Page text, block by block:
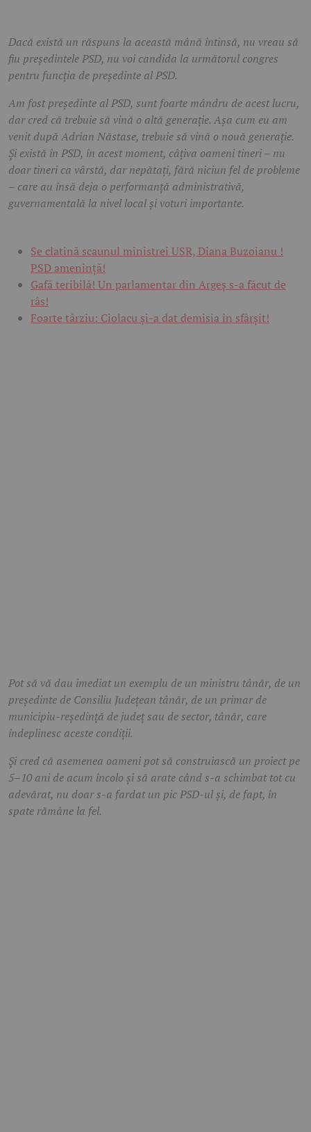
Dacă există un răspuns la această mână întinsă, nu vreau să
fiu președintele PSD, nu voi candida la următorul congres
pentru funcția de președinte al PSD.
Am fost președinte al PSD, sunt foarte mândru de acest lucru,
dar cred că trebuie să vină o altă generație. Așa cum eu am
venit după Adrian Năstase, trebuie să vină o nouă generație.
Și există în PSD, în acest moment, câțiva oameni tineri – nu
doar tineri ca vârstă, dar nepătați, fără niciun fel de probleme
– care au însă deja o performanță administrativă,
guvernamentală la nivel local și voturi importante.
Se clatină scaunul ministrei USR, Diana Buzoianu !
PSD amenință!
Gafă teribilă! Un parlamentar din Argeș s-a făcut de
râs!
Foarte târziu: Ciolacu și-a dat demisia în sfârșit!
Pot să vă dau imediat un exemplu de un ministru tânăr, de un
președinte de Consiliu Județean tânăr, de un primar de
municipiu-reședință de județ sau de sector, tânăr, care
îndeplinesc aceste condiții.
Și cred că asemenea oameni pot să construiască un proiect pe
5–10 ani de acum încolo și să arate când s-a schimbat tot cu
adevărat, nu doar s-a fardat un pic PSD-ul și, de fapt, în
spate rămâne la fel.